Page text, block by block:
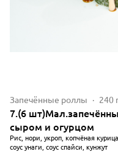
Запечённые роллы 240
7.(6
сыром и огурцом
Рис, нори, укроп, копчёная
соус унаги, соус спайси, кунжут